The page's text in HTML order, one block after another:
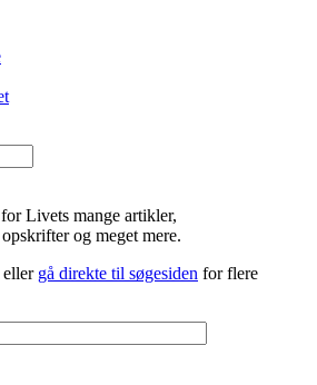
Livets mange artikler,
og meget mere.
eller gå direkte til søgesiden for flere